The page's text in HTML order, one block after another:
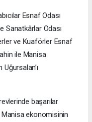
Esnaf Odası
Sanatkârlar Odası
ve Kuaförler Esnaf
ile Manisa
başarılar
ekonomisinin